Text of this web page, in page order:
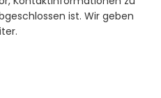
ist. Wir geben